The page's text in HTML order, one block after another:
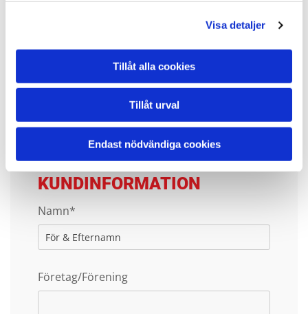
Visa detaljer
Tillåt alla cookies
Tillåt urval
Endast nödvändiga cookies
BESTÄLLARES
KUNDINFORMATION
Namn*
Företag/Förening